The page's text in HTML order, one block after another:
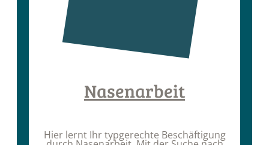
Nasenarbeit
Hier lernt Ihr typgerechte Beschäftigung